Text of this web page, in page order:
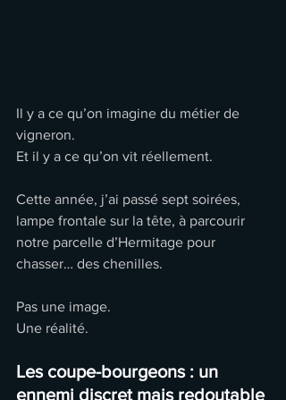
Il y a ce qu’on imagine du métier de
vigneron.
Et il y a ce qu’on vit réellement.
Cette année, j’ai passé sept soirées,
lampe frontale sur la tête, à parcourir
notre parcelle d’Hermitage pour
chasser… des chenilles.
Pas une image.
Une réalité.
Les coupe-bourgeons : un
ennemi discret mais redoutable